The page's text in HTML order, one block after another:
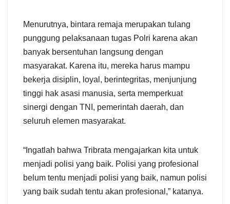
Menurutnya, bintara remaja merupakan tulang
punggung pelaksanaan tugas Polri karena akan
banyak bersentuhan langsung dengan
masyarakat. Karena itu, mereka harus mampu
bekerja disiplin, loyal, berintegritas, menjunjung
tinggi hak asasi manusia, serta memperkuat
sinergi dengan TNI, pemerintah daerah, dan
seluruh elemen masyarakat.
“Ingatlah bahwa Tribrata mengajarkan kita untuk
menjadi polisi yang baik. Polisi yang profesional
belum tentu menjadi polisi yang baik, namun polisi
yang baik sudah tentu akan profesional,” katanya.